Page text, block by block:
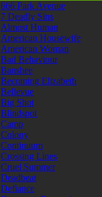
666 Park Avenue
7 Deadly Sins
Almost Human
American Housewife
American Woman
Bad Behaviour
Banshee
Becoming Elizabeth
Bellevue
Big Shot
Blindspot
Camp
Colony
Continuum
Crossing Lines
Cruel Summer
Deadbeat
Defiance